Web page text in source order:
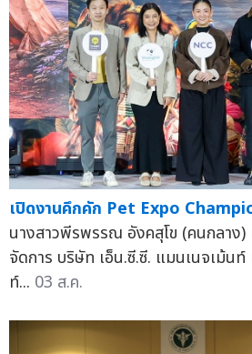
เปิดงานคึกคัก Pet Expo
นางสาวพีรพรรณ อังคสุโข (คนกลาง
จัดการ บริษัท เอ็น.ซี.ซี. แมนเนจเม้น
ท์... 03 ส.ค.